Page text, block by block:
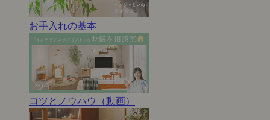
お手入れの基本
コツとノウハウ（動画）